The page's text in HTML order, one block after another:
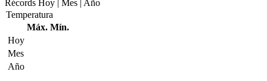
Récords Hoy | Mes | Año
Temperatura
Máx. Mín.
Hoy
Mes
Año